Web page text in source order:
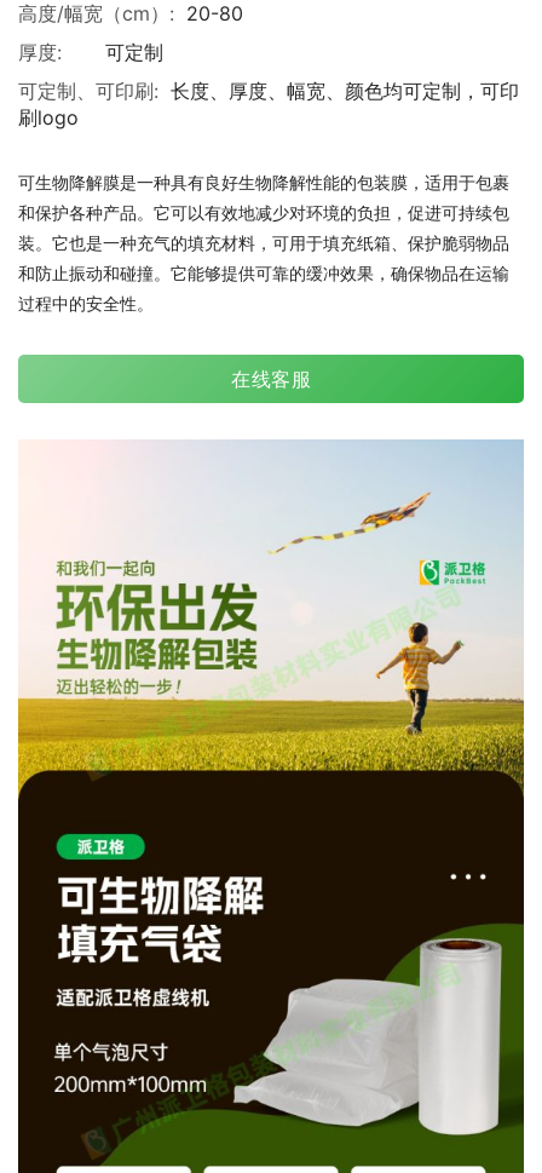
高度/幅宽（cm）: 20-80
厚度:
可定制
可定制、可印刷: 长度、厚度、幅宽、颜色均可定制，可印
刷logo
可生物降解膜是一种具有良好生物降解性能的包装膜，适用于包裹
和保护各种产品。它可以有效地减少对环境的负担，促进可持续包
装。它也是一种充气的填充材料，可用于填充纸箱、保护脆弱物品
和防止振动和碰撞。它能够提供可靠的缓冲效果，确保物品在运输
过程中的安全性。
在线客服